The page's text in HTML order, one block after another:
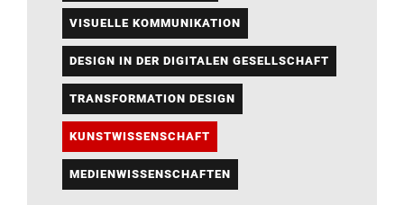
VISUELLE KOMMUNIKATION
DESIGN IN DER DIGITALEN GESELLSCHAFT
TRANSFORMATION DESIGN
KUNSTWISSENSCHAFT
MEDIENWISSENSCHAFTEN